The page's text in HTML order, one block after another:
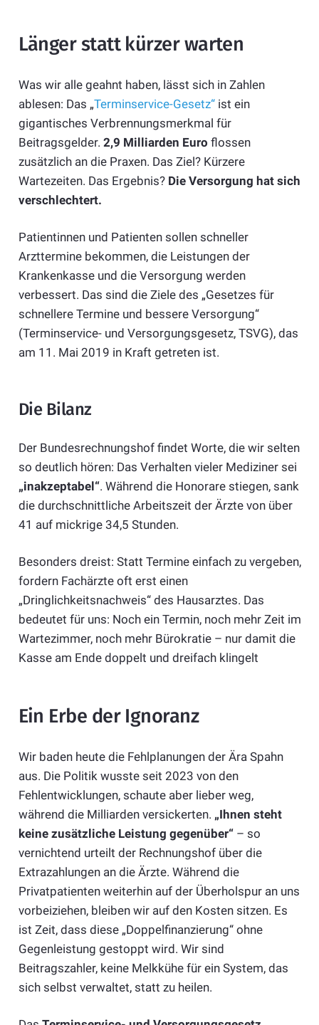
Länger statt kürzer warten
Was wir alle geahnt haben, lässt sich in Zahlen
ablesen: Das „Terminservice-Gesetz“ist ein
gigantisches Verbrennungsmerkmal für
Beitragsgelder. 2,9 Milliarden Euro flossen
zusätzlich an die Praxen. Das Ziel? Kürzere
Wartezeiten. Das Ergebnis? Die Versorgung hat sich
verschlechtert.
Patientinnen und Patienten sollen schneller
Arzttermine bekommen, die Leistungen der
Krankenkasse und die Versorgung werden
verbessert. Das sind die Ziele des „Gesetzes für
schnellere Termine und bessere Versorgung“
(Terminservice- und Versorgungsgesetz, TSVG), das
am 11. Mai 2019 in Kraft getreten ist.
Die Bilanz
Der Bundesrechnungshof findet Worte, die wir selten
so deutlich hören: Das Verhalten vieler Mediziner sei
„inakzeptabel“. Während die Honorare stiegen, sank
die durchschnittliche Arbeitszeit der Ärzte von über
41 auf mickrige 34,5 Stunden.
Besonders dreist: Statt Termine einfach zu vergeben,
fordern Fachärzte oft erst einen
„Dringlichkeitsnachweis“ des Hausarztes. Das
bedeutet für uns: Noch ein Termin, noch mehr Zeit im
Wartezimmer, noch mehr Bürokratie – nur damit die
Kasse am Ende doppelt und dreifach klingelt
Ein Erbe der Ignoranz
Wir baden heute die Fehlplanungen der Ära Spahn
aus. Die Politik wusste seit 2023 von den
Fehlentwicklungen, schaute aber lieber weg,
während die Milliarden versickerten. „Ihnen steht
keine zusätzliche Leistung gegenüber“– so
vernichtend urteilt der Rechnungshof über die
Extrazahlungen an die Ärzte. Während die
Privatpatienten weiterhin auf der Überholspur an uns
vorbeiziehen, bleiben wir auf den Kosten sitzen. Es
ist Zeit, dass diese „Doppelfinanzierung“ ohne
Gegenleistung gestoppt wird. Wir sind
Beitragszahler, keine Melkkühe für ein System, das
sich selbst verwaltet, statt zu heilen.